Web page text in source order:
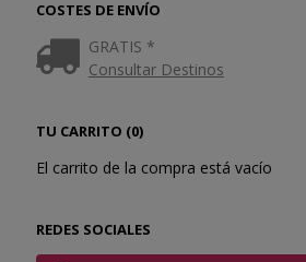
COSTES DE ENVÍO
GRATIS *
Consultar Destinos
TU CARRITO (0)
El carrito de la compra está vacío
REDES SOCIALES